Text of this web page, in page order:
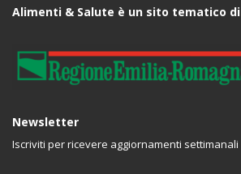
Alimenti & Salute è un sito tematico di
Newsletter
Iscriviti per ricevere aggiornamenti settimanali